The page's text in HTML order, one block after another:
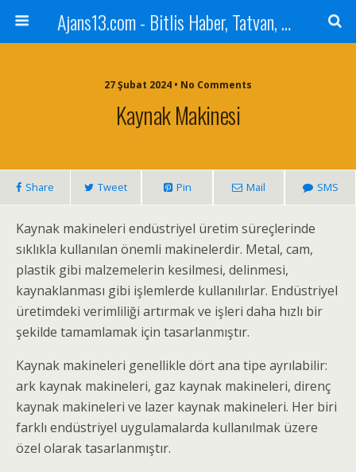
Ajans13.com - Bitlis Haber, Tatvan, Ahlat, Adilcevaz, Mutki, Hizan, Güroymak, Gazete, Ajans, 13, Haber
27 Şubat 2024 • No Comments
Kaynak Makinesi
Share Tweet Pin Mail SMS
Kaynak makineleri endüstriyel üretim süreçlerinde
sıklıkla kullanılan önemli makinelerdir. Metal, cam,
plastik gibi malzemelerin kesilmesi, delinmesi,
kaynaklanması gibi işlemlerde kullanılırlar. Endüstriyel
üretimdeki verimliliği artırmak ve işleri daha hızlı bir
şekilde tamamlamak için tasarlanmıştır.
Kaynak makineleri genellikle dört ana tipe ayrılabilir:
ark kaynak makineleri, gaz kaynak makineleri, direnç
kaynak makineleri ve lazer kaynak makineleri. Her biri
farklı endüstriyel uygulamalarda kullanılmak üzere
özel olarak tasarlanmıştır.